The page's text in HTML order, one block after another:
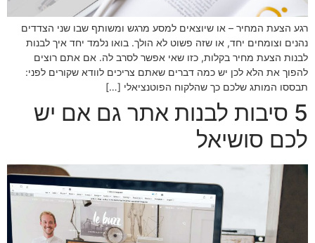
רגע הצעת המחיר – או שיוצאים למסע מרגש ומשותף שבו שני הצדדים
נהנים וצומחים יחד, או שזה פשוט לא הולך. בואו נלמד יחד איך לבנות
לבנות הצעת מחיר בקלות, כזו שאי אפשר לסרב לה. אם אתם רוצים
להפוך את הלא לכן יש כמה דברים שאתם צריכים לוודא שקורים לפני:
תבססו המותג שלכם כך שהלקוח הפוטנציאלי […]
5 סיבות לבנות אתר גם אם יש
לכם סושיאל